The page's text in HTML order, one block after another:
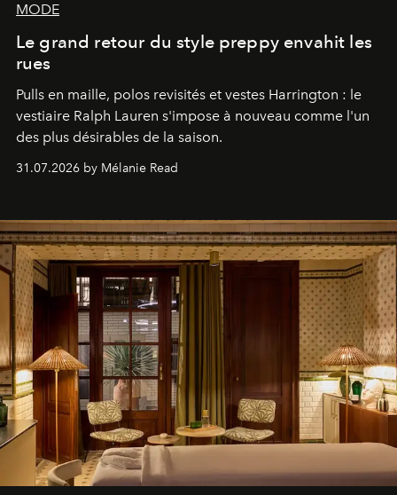
MODE
Le grand retour du style preppy envahit les
rues
Pulls en maille, polos revisités et vestes Harrington : le
vestiaire Ralph Lauren s'impose à nouveau comme l'un
des plus désirables de la saison.
31.07.2026 by Mélanie Read